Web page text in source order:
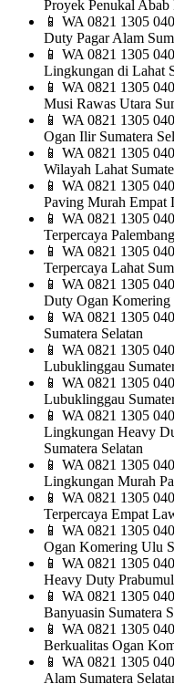
Proyek Penukal Abab
📱 WA 0821 1305
Duty Pagar Alam
📱 WA 0821 1305
Lingkungan di Lahat
📱 WA 0821 1305
Musi Rawas Utara
📱 WA 0821 1305
Ogan Ilir Sumatera
📱 WA 0821 1305
Wilayah Lahat
📱 WA 0821 1305
Paving Murah Empat
📱 WA 0821 1305
Terpercaya
📱 WA 0821 1305
Terpercaya Lahat
📱 WA 0821 1305
Duty Ogan Komering
📱 WA 0821 1305
Sumatera Selatan
📱 WA 0821 1305
Lubuklinggau
📱 WA 0821 1305
Lubuklinggau
📱 WA 0821 1305
Lingkungan Heavy
Sumatera Selatan
📱 WA 0821 1305
Lingkungan Murah
📱 WA 0821 1305
Terpercaya Empat
📱 WA 0821 1305
Ogan Komering Ulu
📱 WA 0821 1305
Heavy Duty
📱 WA 0821 1305
Banyuasin Sumatera
📱 WA 0821 1305
Berkualitas Ogan
📱 WA 0821 1305
Alam Sumatera